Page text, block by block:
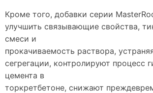
Кроме того, добавки серии
улучшить связывающие свойства,
смеси и
прокачиваемость раствора,
сегрегации, контролируют процесс
цемента в
торкретбетоне, снижают